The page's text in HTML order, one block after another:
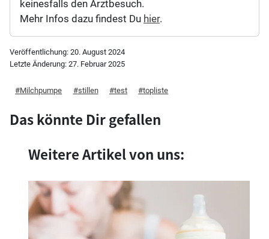
keinesfalls den Arztbesuch.
Mehr Infos dazu findest Du hier.
Veröffentlichung: 20. August 2024
Letzte Änderung: 27. Februar 2025
Milchpumpe stillen test topliste
Das könnte Dir gefallen
Weitere Artikel von uns: